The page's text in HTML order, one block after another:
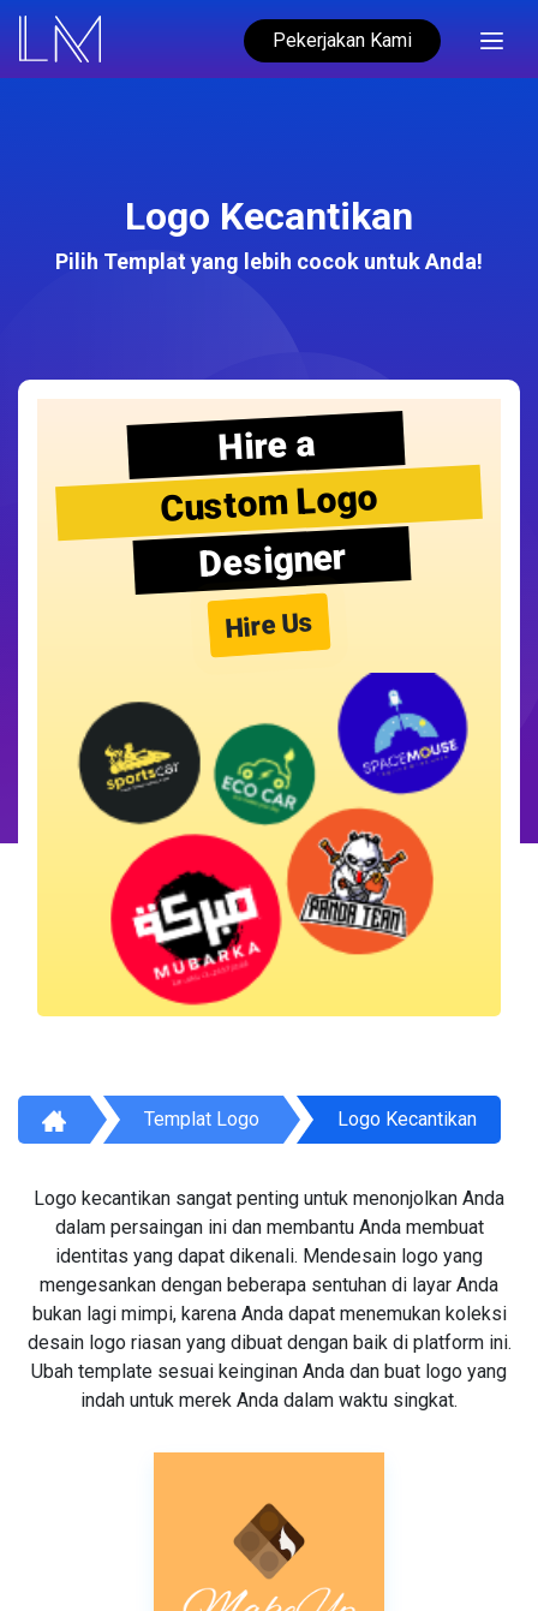
Pekerjakan Kami
Logo Kecantikan
Pilih Templat yang lebih cocok untuk Anda!
Hire a
Custom Logo
Designer
Hire Us
Templat Logo Logo Kecantikan
Logo kecantikan sangat penting untuk menonjolkan Anda
dalam persaingan ini dan membantu Anda membuat
identitas yang dapat dikenali. Mendesain logo yang
mengesankan dengan beberapa sentuhan di layar Anda
bukan lagi mimpi, karena Anda dapat menemukan koleksi
desain logo riasan yang dibuat dengan baik di platform ini.
Ubah template sesuai keinginan Anda dan buat logo yang
indah untuk merek Anda dalam waktu singkat.